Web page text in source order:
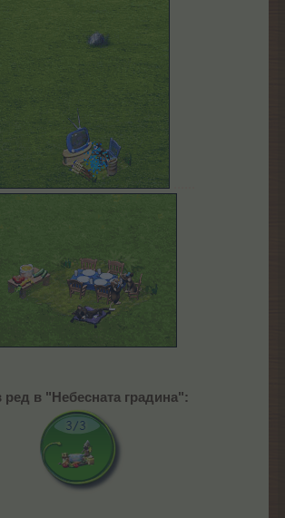
ред в "Небесната градина":